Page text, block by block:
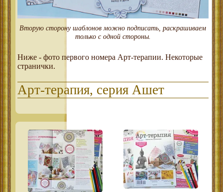
Вторую сторону шаблонов можно подписать, раскрашиваем
только с одной стороны.
Ниже - фото первого номера Арт-терапии. Некоторые
странички.
Арт-терапия, серия Ашет